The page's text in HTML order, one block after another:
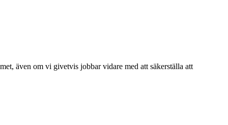
även om vi givetvis jobbar vidare med att säkerställa att